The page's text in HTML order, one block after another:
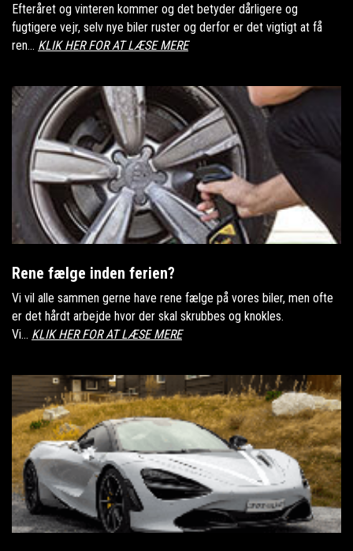
Efteråret og vinteren kommer og det betyder dårligere og
fugtigere vejr, selv nye biler ruster og derfor er det vigtigt at få
ren... KLIK HER FOR AT LÆSE MERE
Rene fælge inden ferien?
Vi vil alle sammen gerne have rene fælge på vores biler, men ofte
er det hårdt arbejde hvor der skal skrubbes og knokles.
Vi... KLIK HER FOR AT LÆSE MERE